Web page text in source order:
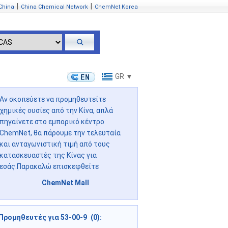
China Chemical Network ChemNet Korea
GR ▼
Αν σκοπεύετε να προμηθευτείτε
χημικές ουσίες από την Κίνα, απλά
πηγαίνετε στο εμπορικό κέντρο
ChemNet, θα πάρουμε την τελευταία
και ανταγωνιστική τιμή από τους
κατασκευαστές της Κίνας για
εσάς.Παρακαλώ επισκεφθείτε
ChemNet Mall
για 53-00-9 (0):